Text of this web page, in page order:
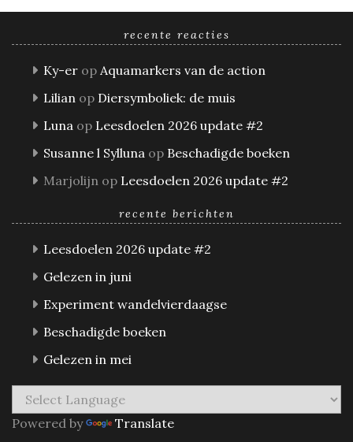
recente reacties
Ky-er op Aquamarkers van de action
Lilian op Diersymboliek: de muis
Luna op Leesdoelen 2026 update #2
Susanne l Sylluna op Beschadigde boeken
Marjolijn op Leesdoelen 2026 update #2
recente berichten
Leesdoelen 2026 update #2
Gelezen in juni
Experiment wandelvierdaagse
Beschadigde boeken
Gelezen in mei
Powered by Translate